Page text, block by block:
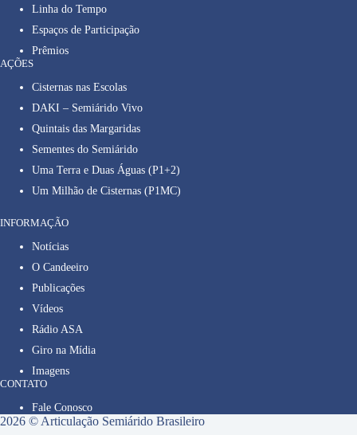
Linha do Tempo
Espaços de Participação
Prêmios
AÇÕES
Cisternas nas Escolas
DAKI – Semiárido Vivo
Quintais das Margaridas
Sementes do Semiárido
Uma Terra e Duas Águas (P1+2)
Um Milhão de Cisternas (P1MC)
INFORMAÇÃO
Notícias
O Candeeiro
Publicações
Vídeos
Rádio ASA
Giro na Mídia
Imagens
CONTATO
Fale Conosco
2026 © Articulação Semiárido Brasileiro